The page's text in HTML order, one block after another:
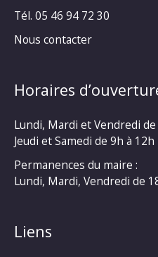
Tél. 05 46 94 72 30
Nous contacter
Horaires
Lundi, Mardi et Vendredi
Jeudi et Samedi de 9h à 12h
Permanences du maire :
Lundi, Mardi, Vendredi de
Liens